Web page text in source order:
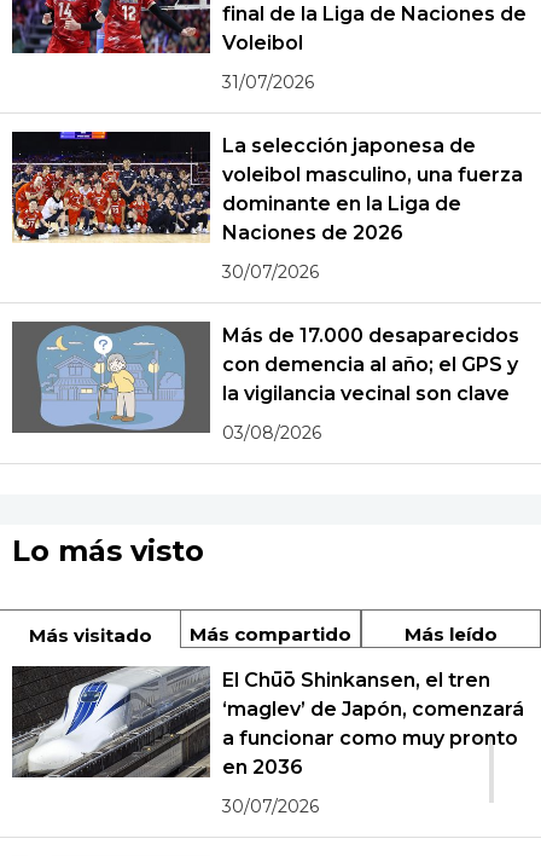
final de la Liga de Naciones de
Voleibol
31/07/2026
La selección japonesa de
voleibol masculino, una fuerza
dominante en la Liga de
Naciones de 2026
30/07/2026
Más de 17.000 desaparecidos
con demencia al año; el GPS y
la vigilancia vecinal son clave
03/08/2026
Lo más visto
Más visitado Más compartido Más leído
1
El Chūō Shinkansen, el tren
‘maglev’ de Japón, comenzará
a funcionar como muy pronto
en 2036
30/07/2026